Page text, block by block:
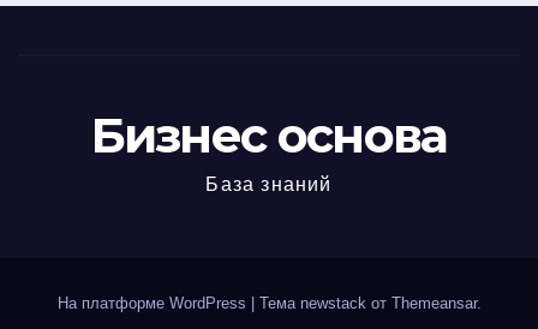
Бизнес основа
База знаний
На платформе WordPress Тема newstack от Themeansar.